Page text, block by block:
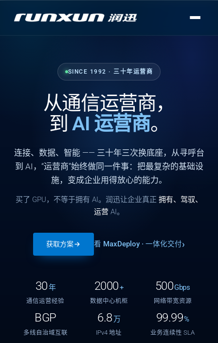
SINCE 1992 · 三十年运营商
从通信运营商，
到 AI 运营商。
连接、 数据、 智能—— 三十年三次换底座，从寻呼台
到 AI，“运营商”始终做同一件事：把最复杂的基础设
施，变成企业用得放心的能力。
买了 GPU，不等于拥有 AI。润迅让企业真正 拥有、驾驭、
运营 AI。
获取方案 看 MaxDeploy · 一体化交付
30年
通信运营经验
2000+
数据中心机柜
500Gbps
网络带宽资源
BGP
多线自治域互联
6.8 万
IPv4 地址
99.99%
业务连续性 SLA